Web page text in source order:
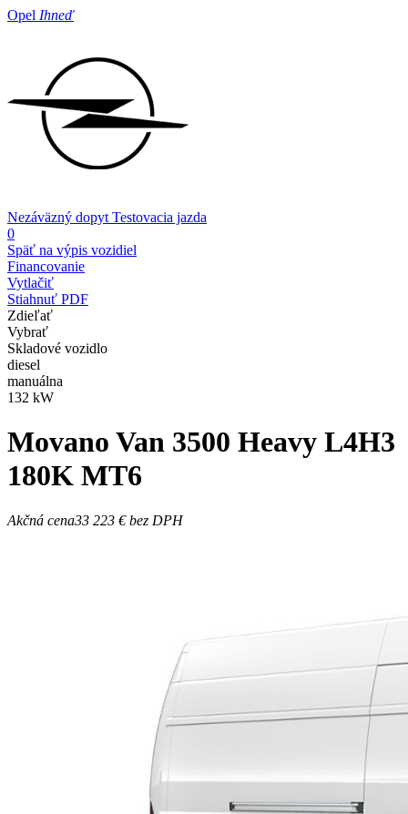
Opel Ihneď
Nezáväzný dopyt Testovacia jazda
0
Späť na výpis vozidiel
Financovanie
Vytlačiť
Stiahnuť PDF
Zdieľať
Vybrať
Skladové vozidlo
diesel
manuálna
132 kW
Movano Van 3500 Heavy L4H3
180K MT6
Akčná cena33 223 €bez DPH